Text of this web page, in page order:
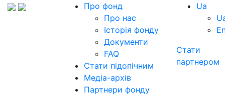
Про фонд
Про нас
Історія фонду
Документи
FAQ
Стати підопічним
Медіа-архів
Партнери фонду
Ua
Стати
партнером